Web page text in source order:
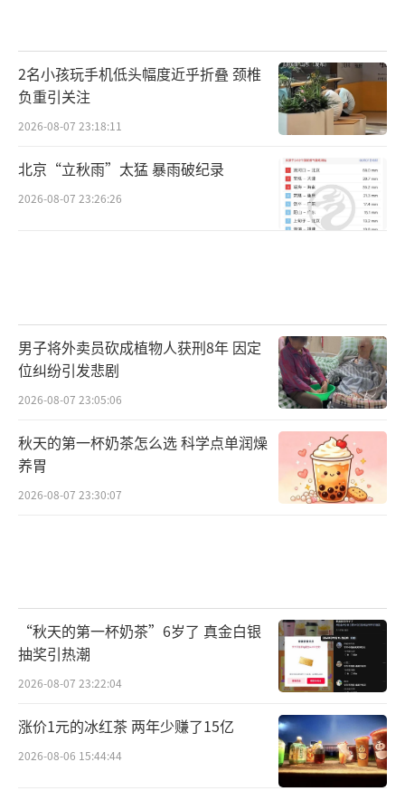
经审查，55岁杭州籍嫌疑人许某利交代其
自身性格存在缺陷，多次向妻子来某利借钱炒
股被拒和回迁房装修意见存在分歧等原因，产
生不满，于7月5日凌晨，在江干区三堡北苑4幢
一单元802室家中，趁来某利熟睡之际，以枕头
蒙头的方式将其杀害，并分尸后将大部分身体
杭州女子失踪时家里用2吨水
杭州江干区三堡北苑4幢802室，据称来女
士就在这张大床上遇害
此外，孙先生称，物业人员清查来女士家
所用水量显示，来女士失踪当天，他们家用去2
通过抽水马桶冲水抛尸。
>>>调查
疑用粉碎机分尸 警方清理化粪池冲洗拍照
7月24日上午，有媒体记者在事发小区看
到，死者来某利的几位亲属来到现场，蹲在小
2名小孩玩手机低头幅度近乎折叠 颈椎
负重引关注
2026-08-07 23:18:11
北京“立秋雨”太猛 暴雨破纪录
2026-08-07 23:26:26
男子将外卖员砍成植物人获刑8年 因定
位纠纷引发悲剧
2026-08-07 23:05:06
秋天的第一杯奶茶怎么选 科学点单润燥
养胃
2026-08-07 23:30:07
“秋天的第一杯奶茶”6岁了 真金白银
抽奖引热潮
2026-08-07 23:22:04
涨价1元的冰红茶 两年少赚了15亿
2026-08-06 15:44:44